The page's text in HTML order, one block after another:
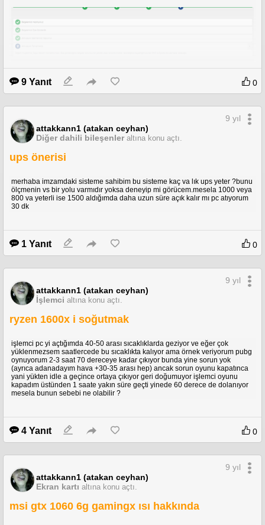
ve bu konuda bilgi almak için türknet müşteri hizmetlerine hiç bir şekilde
bağlanamıyorum yeni telefon sistemleri sağolsun masabaşından
9 Yanıt 0
attakkann1 (atakan ceyhan)
Diğer dahili bileşenler altına konu açtı.
9 yıl
ups önerisi
merhaba imzamdaki sisteme sahibim bu sisteme kaç va lık ups yeter ?bunu
ölçmenin vs bir yolu varmıdır yoksa deneyip mi görücem.mesela 1000 veya
800 va yeterli ise 1500 aldığımda daha uzun süre açık kalır mı pc atıyorum
30 dk
1 Yanıt 0
attakkann1 (atakan ceyhan)
İşlemci altına konu açtı.
9 yıl
ryzen 1600x i soğutmak
işlemci pc yi açtığımda 40-50 arası sıcaklıklarda geziyor ve eğer çok
yüklenmezsem saatlercede bu sıcaklıkta kalıyor ama örnek veriyorum pubg
oynuyorum 2-3 saat 70 dereceye kadar çıkıyor bunda yine sorun yok
(ayrıca adanadayım hava +30-35 arası hep) ancak sorun oyunu kapatınca
yani yükten idle a geçince ortaya çıkıyor geri doğumuyor işlemci oyunu
kapadım üstünden 1 saate yakın süre geçti yinede 60 derece de dolanıyor
mesela bunun sebebi ne olabilir ?
4 Yanıt 0
attakkann1 (atakan ceyhan)
Ekran kartı altına konu açtı.
9 yıl
msi gtx 1060 6g gamingx ısı hakkında